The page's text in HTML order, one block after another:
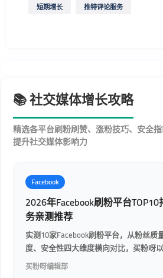
短期增长
推特评论服务
📚 社交媒体增长攻略
精选各平台刷粉刷赞、涨粉技巧、安全
提升社交媒体影响力
Facebook
2026年Facebook刷粉平台
务亲测推荐
实测10家Facebook刷粉平台，从粉丝质
度、安全性四大维度横向对比，买粉呀以
买粉呀编辑部